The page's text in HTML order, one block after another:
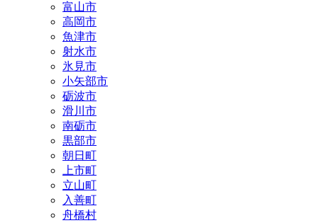
富山市
高岡市
魚津市
射水市
氷見市
小矢部市
砺波市
滑川市
南砺市
黒部市
朝日町
上市町
立山町
入善町
舟橋村